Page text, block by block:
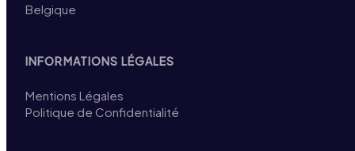
Belgique
INFORMATIONS LÉGALES
Mentions Légales
Politique de Confidentialité